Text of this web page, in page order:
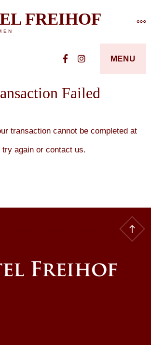
FREIHOF
FacebookInstagramMENU
Failed
transaction cannot be completed at
again or contact us.